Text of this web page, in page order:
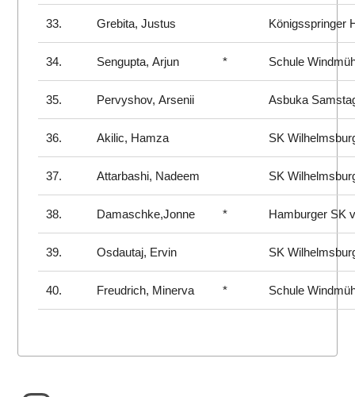
33. Grebita, Justus Königsspringer
34. Sengupta, Arjun * Schule
35. Pervyshov, Arsenii Asbuka
36. Akilic, Hamza SK
37. Attarbashi, Nadeem SK
38. Damaschke,Jonne * Hamburger SK
39. Osdautaj, Ervin SK
40. Freudrich, Minerva * Schule